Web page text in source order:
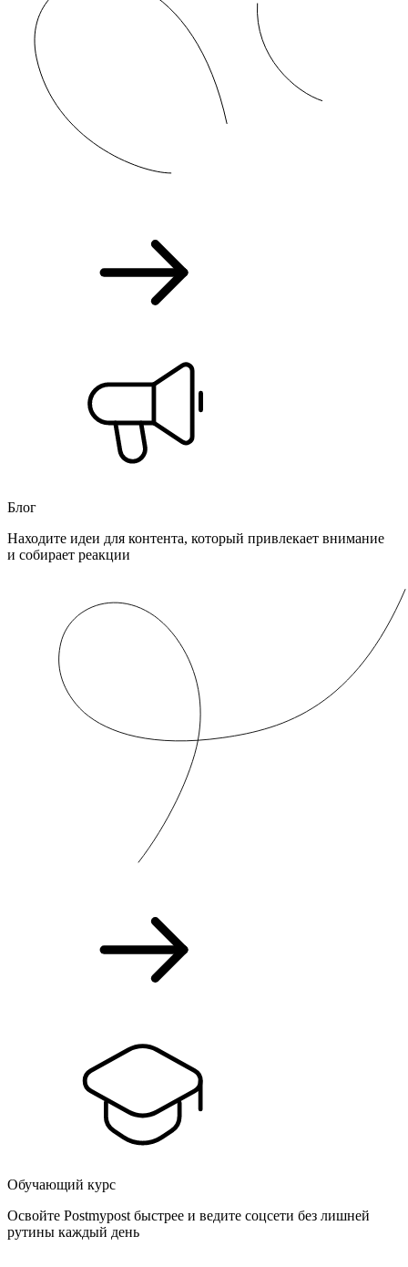
Блог
Находите идеи для контента, который привлекает внимание
и собирает реакции
Обучающий курс
Освойте Postmypost быстрее и ведите соцсети без лишней
рутины каждый день